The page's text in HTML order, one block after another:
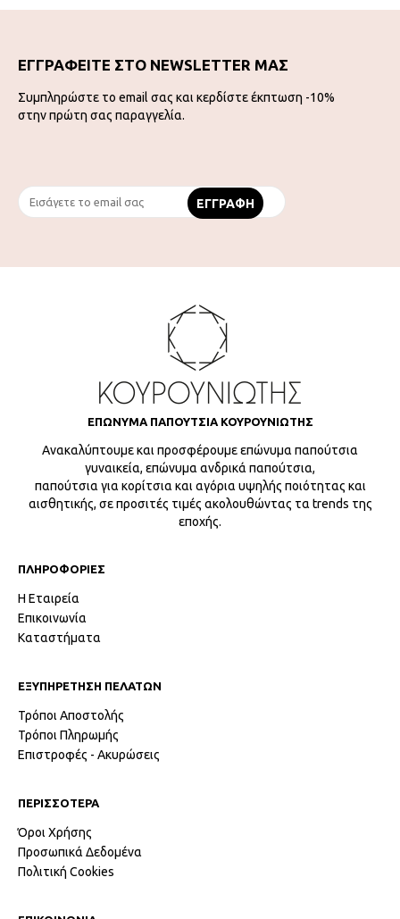
ΕΓΓΡΑΦΕΙΤΕ ΣΤΟ NEWSLETTER ΜΑΣ
Συμπληρώστε το email σας και κερδίστε έκπτωση -10%
στην πρώτη σας παραγγελία.
ΕΠΩΝΥΜΑ ΠΑΠΟΥΤΣΙΑ ΚΟΥΡΟΥΝΙΩΤΗΣ
Ανακαλύπτουμε και προσφέρουμε επώνυμα παπούτσια
γυναικεία, επώνυμα ανδρικά παπούτσια,
παπούτσια για κορίτσια και αγόρια υψηλής ποιότητας και
αισθητικής, σε προσιτές τιμές ακολουθώντας τα trends της
εποχής.
ΠΛΗΡΟΦΟΡΙΕΣ
Η Εταιρεία
Επικοινωνία
Καταστήματα
ΕΞΥΠΗΡΕΤΗΣΗ ΠΕΛΑΤΩΝ
Τρόποι Αποστολής
Τρόποι Πληρωμής
Επιστροφές - Ακυρώσεις
ΠΕΡΙΣΣΟΤΕΡΑ
Όροι Χρήσης
Προσωπικά Δεδομένα
Πολιτική Cookies